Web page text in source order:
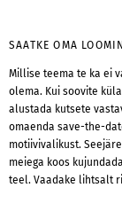
SAATKE OMA
Millise teema te ka ei
olema. Kui soovite
alustada kutsete
omaenda save-the-
motiivivalikust.
meiega koos
teel. Vaadake lihtsalt